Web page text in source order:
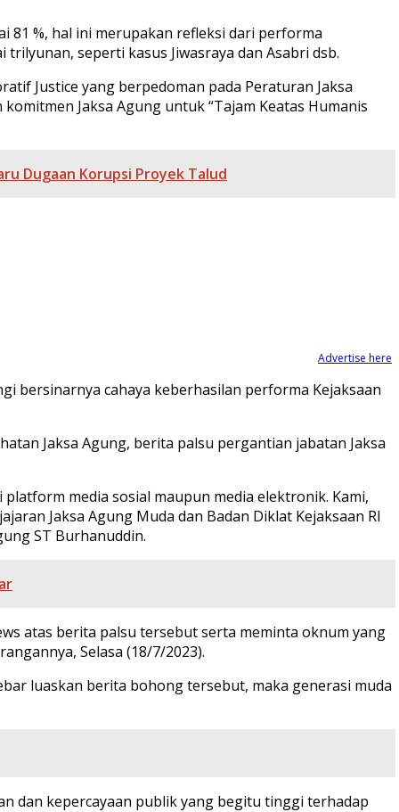
81 %, hal ini merupakan refleksi dari performa
seperti kasus Jiwasraya dan Asabri dsb.
Justice yang berpedoman pada Peraturan Jaksa
Jaksa Agung untuk “Tajam Keatas Humanis
Dugaan Korupsi Proyek Talud
Advertise here
bersinarnya cahaya keberhasilan performa Kejaksaan
Jaksa Agung, berita palsu pergantian jabatan Jaksa
media sosial maupun media elektronik. Kami,
Jaksa Agung Muda dan Badan Diklat Kejaksaan RI
ST Burhanuddin.
atas berita palsu tersebut serta meminta oknum yang
Selasa (18/7/2023).
luaskan berita bohong tersebut, maka generasi muda
dan kepercayaan publik yang begitu tinggi terhadap